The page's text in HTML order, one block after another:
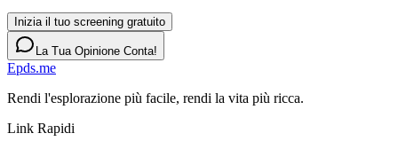
Inizia il tuo screening gratuito
La Tua Opinione Conta!
Epds.me
Rendi l'esplorazione più facile, rendi la vita più ricca.
Link Rapidi